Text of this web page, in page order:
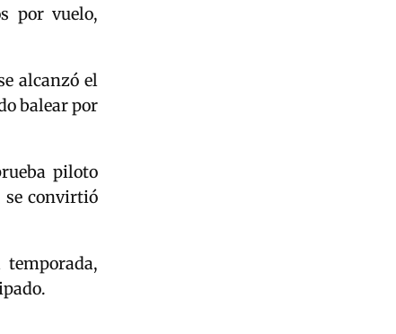
por vuelo,
alcanzó el
balear por
piloto
se convirtió